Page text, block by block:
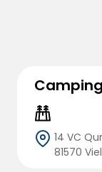
14 VC
81570